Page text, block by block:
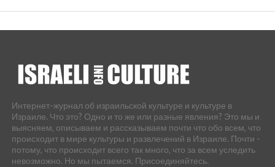
Интернет-журнал об израильской культуре и культуре в
Израиле. Что это? Одно и то же или разные явления? Это мы и
выясняем, описываем и рассказываем почти что обо всем, что
происходит в мире культуры и развлечений в Израиле. Почти -
потому, что происходит всего так много, что за всем уследить
невозможно. Но мы пытаемся. Присоединяйтесь.